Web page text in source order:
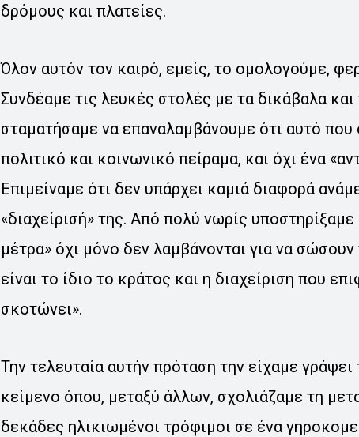
δρόμους και πλατείες.
Όλον αυτόν τον καιρό, εμείς, το ομολογούμε,
Συνδέαμε τις λευκές στολές με τα δικάβαλα
σταματήσαμε να επαναλαμβάνουμε ότι αυτό που
πολιτικό και κοινωνικό πείραμα, και όχι ένα
Επιμείναμε ότι δεν υπάρχει καμιά διαφορά
«διαχείρισή» της. Από πολύ νωρίς υποστηρίξαμε
μέτρα» όχι μόνο δεν λαμβάνονται για να σώσουν
είναι το ίδιο το κράτος και η διαχείριση που
σκοτώνει».
Την τελευταία αυτήν πρόταση την είχαμε
κείμενο όπου, μεταξύ άλλων, σχολιάζαμε τη
δεκάδες ηλικιωμένοι τρόφιμοι σε ένα